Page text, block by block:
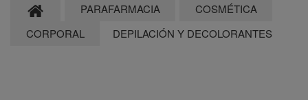
PARAFARMACIA
COSMÉTICA
CORPORAL
DEPILACIÓN Y DECOLORANTES